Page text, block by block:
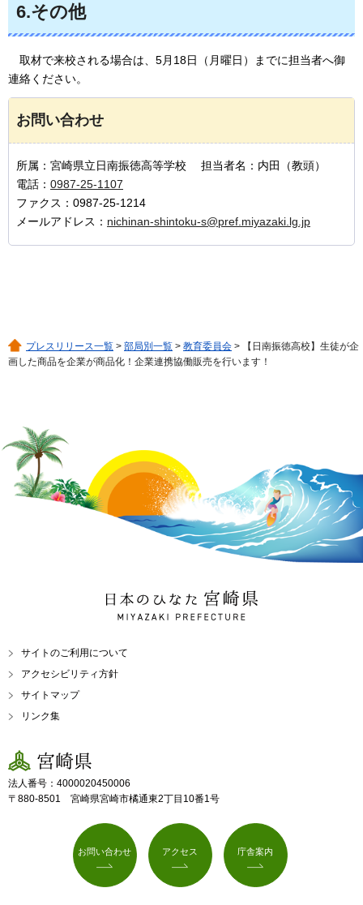
6.その他
取材で来校される場合は、5月18日（月曜日）までに担当者へ御
連絡ください。
お問い合わせ
所属：宮崎県立日南振徳高等学校 担当者名：内田（教頭）
電話： 0987-25-1107
ファクス：0987-25-1214
メールアドレス： nichinan-shintoku-s@pref.miyazaki.lg.jp
プレスリリース一覧 > 部局別一覧 > 教育委員会 > 【日南振徳高校】生徒が企
画した商品を企業が商品化！企業連携協働販売を行います！
日本のひなた 宮崎県
MIYAZAKI PREFECTURE
サイトのご利用について
アクセシビリティ方針
サイトマップ
リンク集
宮崎県
法人番号：4000020450006
〒880-8501 宮崎県宮崎市橘通東2丁目10番1号
お問い合わせ アクセス 庁舎案内